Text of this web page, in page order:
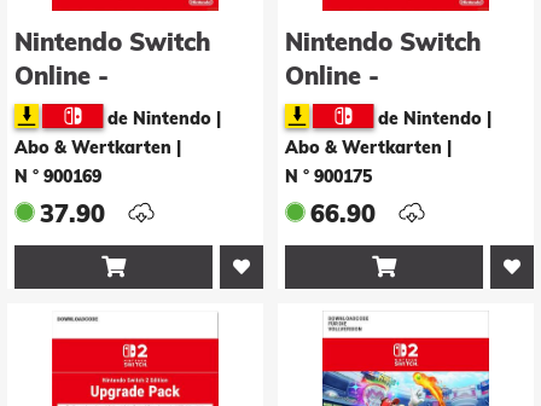
Nintendo Switch
Online -
Mitgliedschaft für
12 Monate +
Erweiterungs-Paket
(Einzelaccount)
de Nintendo |
Abo & Wertkarten
N ° 900169
37.90

Nintendo Switch
Online -
Mitgliedschaft für
12 Monate +
Erweiterungs-Paket
(Familienaccount)
de Nintendo |
Abo & Wertkarten
N ° 900175
66.90
